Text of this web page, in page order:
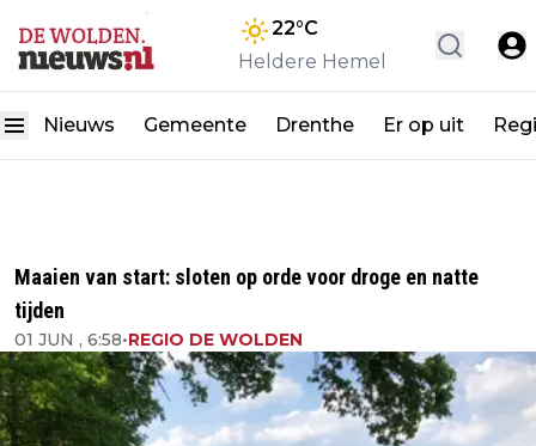
22°C
Heldere Hemel
Nieuws Gemeente Drenthe Er op uit
Maaien van start: sloten op orde voor droge en natte
tijden
01 JUN , 6:58•REGIO DE WOLDEN